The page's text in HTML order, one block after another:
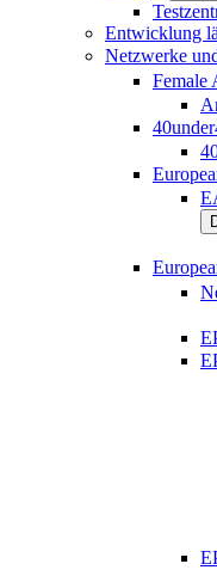
Entwicklung
Netzwerke
Female